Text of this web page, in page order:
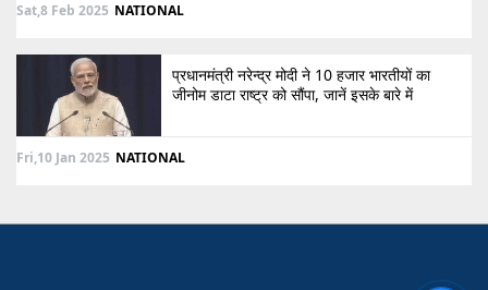
Sat,8 Feb 2025 NATIONAL
प्रधानमंत्री नरेन्द्र मोदी ने 10 हजार भारतीयों का
जीनोम डाटा राष्ट्र को सौंपा, जानें इसके बारे में
Fri,10 Jan 2025 NATIONAL